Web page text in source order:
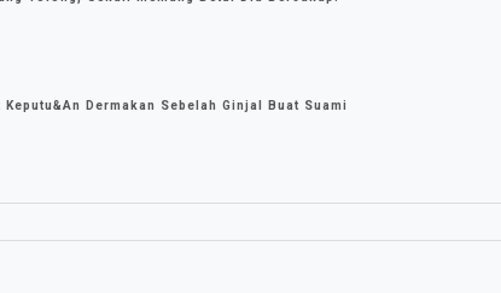
Dermakan Sebelah Ginjal Buat Suami